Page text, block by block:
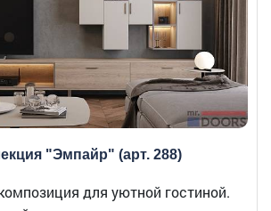
"Эмпайр" (арт. 288)
для уютной гостиной.